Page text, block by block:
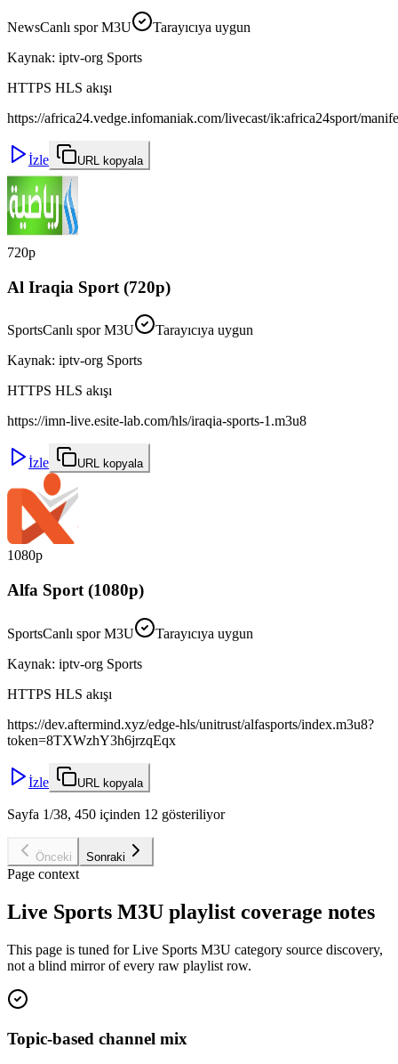
NewsCanlı spor M3U
Tarayıcıya uygun
Kaynak: iptv-org Sports
HTTPS HLS akışı
https://africa24.vedge.infomaniak.com/livecast/ik:africa24sport/
İzle URL kopyala
720p
Al Iraqia Sport (720p)
SportsCanlı spor M3U
Tarayıcıya uygun
Kaynak: iptv-org Sports
HTTPS HLS akışı
https://imn-live.esite-lab.com/hls/iraqia-sports-1.m3u8
İzle URL kopyala
1080p
Alfa Sport (1080p)
SportsCanlı spor M3U
Tarayıcıya uygun
Kaynak: iptv-org Sports
HTTPS HLS akışı
https://dev.aftermind.xyz/edge-hls/unitrust/alfasports/index.m3u8?
token=8TXWzhY3h6jrzqEqx
İzle URL kopyala
Sayfa 1/38, 450 içinden 12 gösteriliyor
Önceki Sonraki
Page context
Live Sports M3U playlist coverage notes
This page is tuned for Live Sports M3U category source discovery,
not a blind mirror of every raw playlist row.
Topic-based channel mix